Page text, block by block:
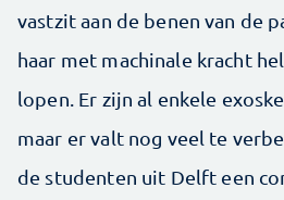
vastzit aan de benen van de
haar met machinale kracht
lopen. Er zijn al enkele
maar er valt nog veel te
de studenten uit Delft een